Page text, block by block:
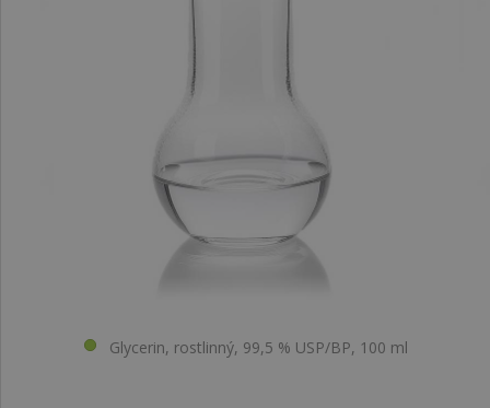
Glycerin, rostlinný, 99,5 % USP/BP, 100 ml